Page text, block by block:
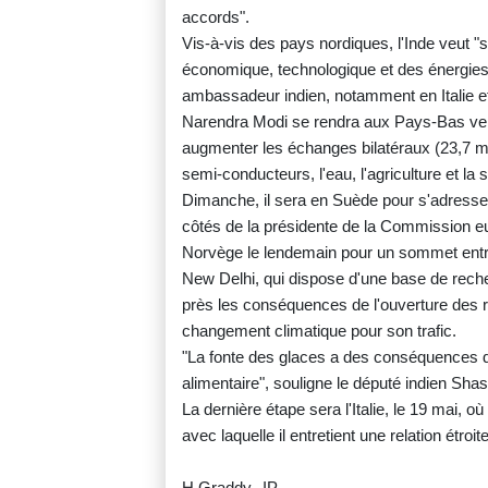
accords".
Vis-à-vis des pays nordiques, l'Inde veut
économique, technologique et des
ambassadeur indien, notamment en Italie
Narendra Modi se rendra aux Pays-Bas
augmenter les échanges bilatéraux (23,7
semi-conducteurs, l'eau, l'agriculture et la
Dimanche, il sera en Suède pour
côtés de la présidente de la Commission
Norvège le lendemain pour un sommet
New Delhi, qui dispose d'une base de
près les conséquences de l'ouverture des
changement climatique pour son trafic.
"La fonte des glaces a des
alimentaire", souligne le député indien
La dernière étape sera l'Italie, le 19 mai,
avec laquelle il entretient une relation